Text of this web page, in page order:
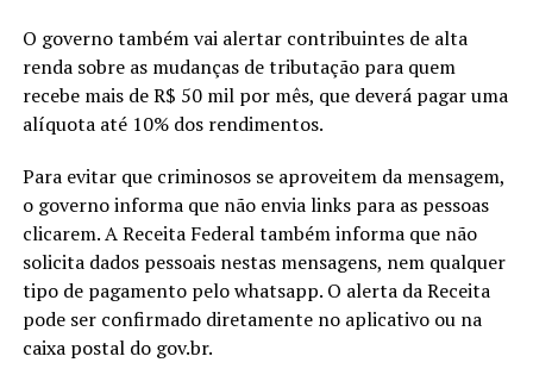
O governo também vai alertar contribuintes de alta
renda sobre as mudanças de tributação para quem
recebe mais de R$ 50 mil por mês, que deverá pagar uma
alíquota até 10% dos rendimentos.
Para evitar que criminosos se aproveitem da mensagem,
o governo informa que não envia links para as pessoas
clicarem. A Receita Federal também informa que não
solicita dados pessoais nestas mensagens, nem qualquer
tipo de pagamento pelo whatsapp. O alerta da Receita
pode ser confirmado diretamente no aplicativo ou na
caixa postal do gov.br.